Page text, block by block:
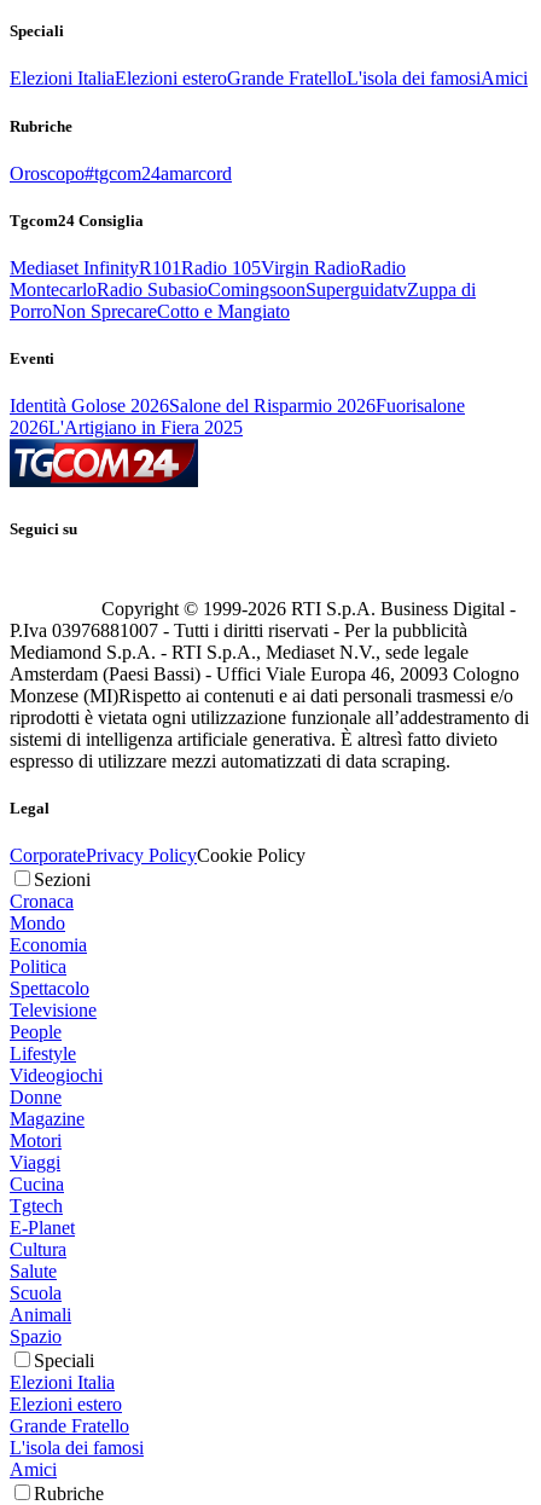
Speciali
Elezioni ItaliaElezioni esteroGrande FratelloL'isola dei famosiAmici
Rubriche
Oroscopo#tgcom24amarcord
Tgcom24 Consiglia
Mediaset InfinityR101Radio 105Virgin RadioRadio
MontecarloRadio SubasioComingsoonSuperguidatvZuppa di
PorroNon SprecareCotto e Mangiato
Eventi
Identità Golose 2026Salone del Risparmio 2026Fuorisalone
2026L'Artigiano in Fiera 2025
Seguici su
Copyright © 1999-2026 RTI S.p.A. Business Digital -
P.Iva 03976881007 - Tutti i diritti riservati - Per la pubblicità
Mediamond S.p.A. - RTI S.p.A., Mediaset N.V., sede legale
Amsterdam (Paesi Bassi) - Uffici Viale Europa 46, 20093 Cologno
Monzese (MI)Rispetto ai contenuti e ai dati personali trasmessi e/o
riprodotti è vietata ogni utilizzazione funzionale all’addestramento di
sistemi di intelligenza artificiale generativa. È altresì fatto divieto
espresso di utilizzare mezzi automatizzati di data scraping.
Legal
CorporatePrivacy PolicyCookie Policy
Sezioni
Cronaca
Mondo
Economia
Politica
Spettacolo
Televisione
People
Lifestyle
Videogiochi
Donne
Magazine
Motori
Viaggi
Cucina
Tgtech
E-Planet
Cultura
Salute
Scuola
Animali
Spazio
Speciali
Elezioni Italia
Elezioni estero
Grande Fratello
L'isola dei famosi
Amici
Rubriche